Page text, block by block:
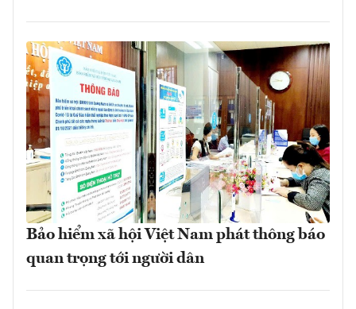
Bảo hiểm xã hội Việt Nam phát thông báo
quan trọng tới người dân